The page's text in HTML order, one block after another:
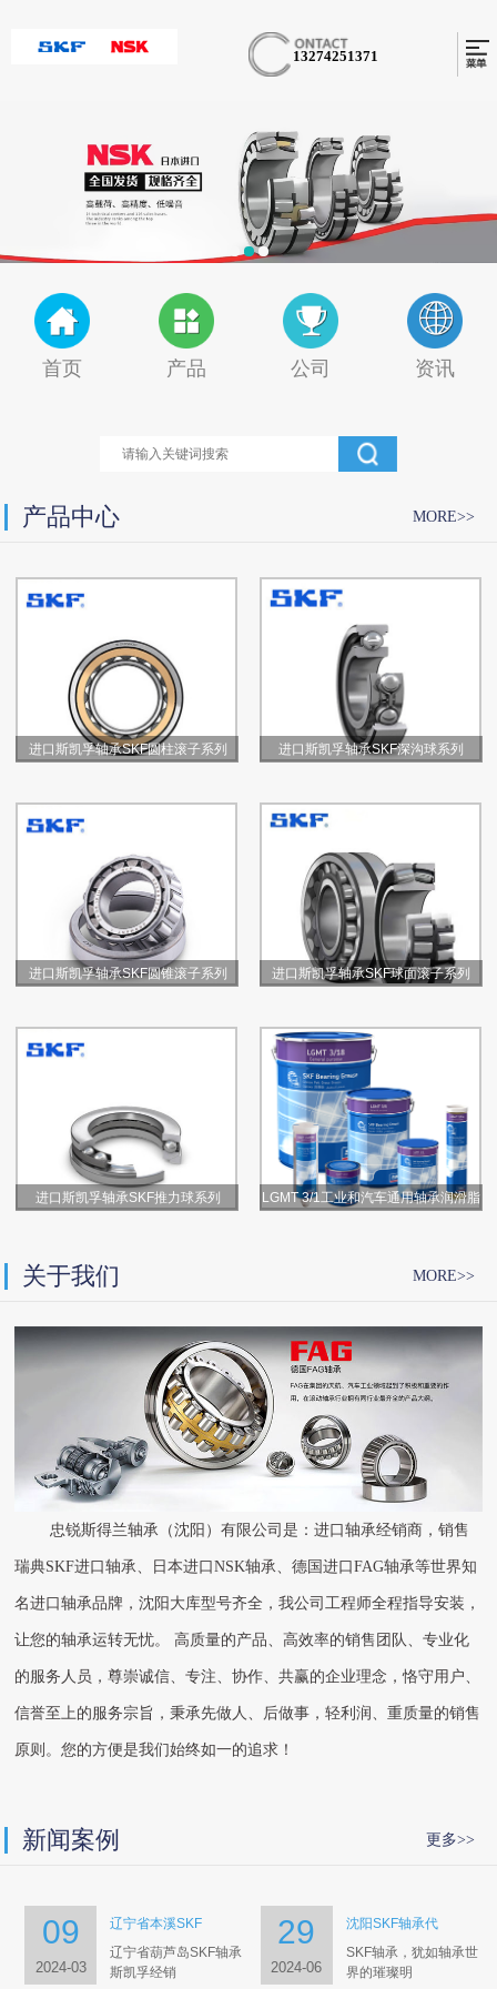
13274251371
首页 产品 公司 资讯
产品中心 MORE>>
进口斯凯孚轴承SKF圆柱滚子系列 进口斯凯孚轴承SKF深沟球系列
进口斯凯孚轴承SKF圆锥滚子系列 进口斯凯孚轴承SKF球面滚子系列
进口斯凯孚轴承SKF推力球系列 LGMT 3/1工业和汽车通用轴承润滑脂
关于我们 MORE>>
忠锐斯得兰轴承（沈阳）有限公司是：进口轴承经销商，销售
瑞典SKF进口轴承、日本进口NSK轴承、德国进口FAG轴承等世界知
名进口轴承品牌，沈阳大库型号齐全，我公司工程师全程指导安装，
让您的轴承运转无忧。 高质量的产品、高效率的销售团队、专业化
的服务人员，尊崇诚信、专注、协作、共赢的企业理念，恪守用户、
信誉至上的服务宗旨，秉承先做人、后做事，轻利润、重质量的销售
原则。您的方便是我们始终如一的追求！
新闻案例 更多>>
29
2024-06
沈阳SKF轴承代
SKF轴承，犹如轴承世
界的璀璨明
09
2024-03
辽宁省本溪SKF
辽宁省葫芦岛SKF轴承
斯凯孚经销